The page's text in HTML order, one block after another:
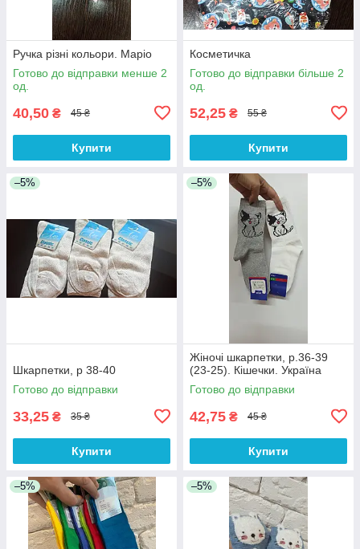
Ручка різні кольори. Маріо
Готово до відправки менше 2
од.
40,50 ₴ 45 ₴
Купити
Косметичка
Готово до відправки більше 2
од.
52,25 ₴ 55 ₴
Купити
–5%
Шкарпетки, р 38-40
Готово до відправки
33,25 ₴ 35 ₴
Купити
–5%
Жіночі шкарпетки, р.36-39
(23-25). Кішечки. Україна
Готово до відправки
42,75 ₴ 45 ₴
Купити
–5% –5%